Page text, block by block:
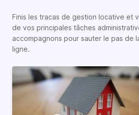
Finis les tracas de gestion locative et
de vos principales tâches
accompagnons pour sauter le pas de
ligne.